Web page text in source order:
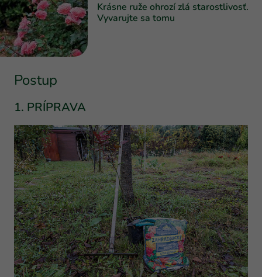
Krásne ruže ohrozí zlá starostlivosť.
Vyvarujte sa tomu
Postup
1. PRÍPRAVA